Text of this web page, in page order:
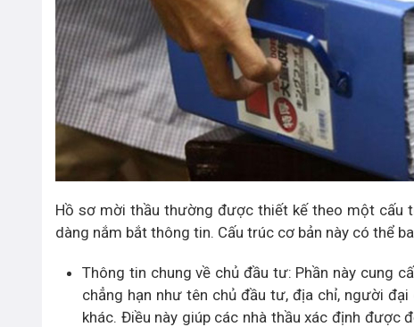
Hồ sơ mời thầu thường được thiết kế theo một cấu
dàng nắm bắt thông tin. Cấu trúc cơ bản này có thể
Thông tin chung về chủ đầu tư: Phần này cung
chẳng hạn như tên chủ đầu tư, địa chỉ, người
khác. Điều này giúp các nhà thầu xác định được